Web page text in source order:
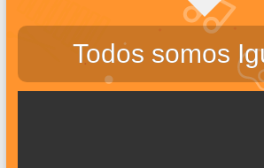
Todos somos